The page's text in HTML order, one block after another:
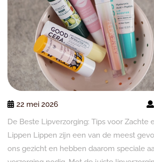
22 mei 2026
De Beste Lipverzorging: Tips voor Zachte
Lippen Lippen zijn een van de meest
ons gezicht en hebben daarom speciale